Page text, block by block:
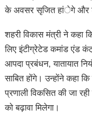
के अवसर सृजित हांेगे और
शहरी विकास मंत्री ने कहा
लिए इंटीग्रेटेड कमांड एंड
आपदा प्रबंधन, यातायात
साबित होंगे। उन्होंने कहा
प्रणाली विकसित की जा
को बढ़ावा मिलेगा।